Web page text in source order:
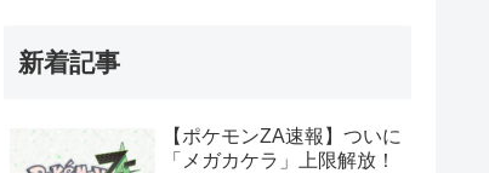
新着記事
【ポケモンZA速報】ついに
「メガカケラ」上限解放！